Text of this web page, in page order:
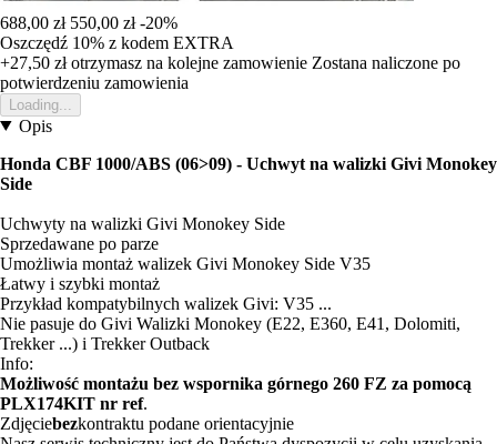
688,00 zł 550,00 zł -20%
Oszczędź 10% z kodem EXTRA
+27,50 złotrzymasz na kolejne zamowienie Zostana naliczone po
potwierdzeniu zamowienia
Loading...
Opis
Honda CBF 1000/ABS (06>09) - Uchwyt na walizki Givi Monokey
Side
Uchwyty na walizki Givi Monokey Side
Sprzedawane po parze
Umożliwia montaż walizek Givi Monokey Side V35
Łatwy i szybki montaż
Przykład kompatybilnych walizek Givi: V35 ...
Nie pasuje do Givi Walizki Monokey (E22, E360, E41, Dolomiti,
Trekker ...) i Trekker Outback
Info:
Możliwość montażu bez wspornika górnego 260 FZ za pomocą
PLX174KIT nr ref.
Zdjęciebezkontraktu podane orientacyjnie